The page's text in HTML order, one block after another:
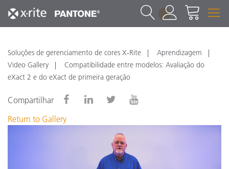
1
Soluções de gerenciamento de cores X-Rite
Aprendizagem
Video Gallery
Compatibilidade entre modelos: Avaliação do
eXact 2 e do eXact de primeira geração
Compartilhar
Return to Gallery